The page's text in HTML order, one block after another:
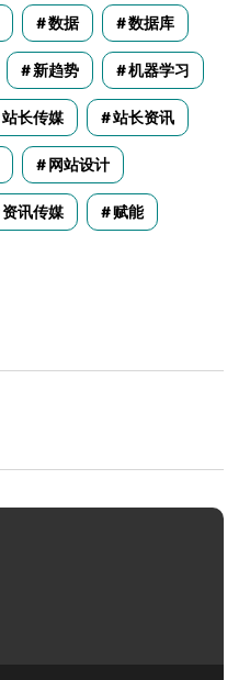
数据 数据库
新趋势 机器学习
站长传媒 站长资讯
网站设计
资讯传媒 赋能